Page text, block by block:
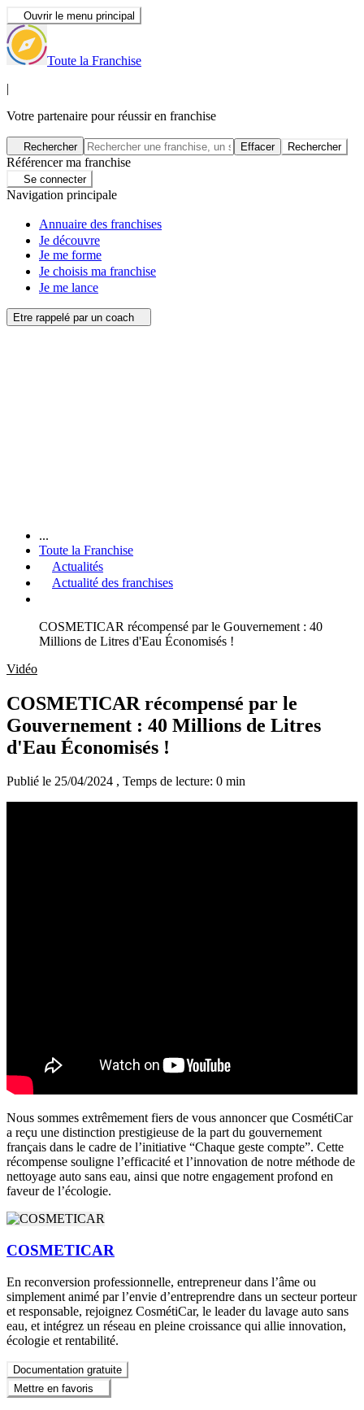
Ouvrir le menu principal
Toute la Franchise
|
Votre partenaire pour réussir en franchise
Rechercher Effacer Rechercher
Référencer ma franchise
Se connecter
Navigation principale
Annuaire des franchises
Je découvre
Je me forme
Je choisis ma franchise
Je me lance
Etre rappelé par un coach
...
Toute la Franchise
Actualités
Actualité des franchises
COSMETICAR récompensé par le Gouvernement : 40
Millions de Litres d'Eau Économisés !
Vidéo
COSMETICAR récompensé par le
Gouvernement : 40 Millions de Litres
d'Eau Économisés !
Publié le 25/04/2024 , Temps de lecture: 0 min
Nous sommes extrêmement fiers de vous annoncer que CosmétiCar
a reçu une distinction prestigieuse de la part du gouvernement
français dans le cadre de l’initiative “Chaque geste compte”. Cette
récompense souligne l’efficacité et l’innovation de notre méthode de
nettoyage auto sans eau, ainsi que notre engagement profond en
faveur de l’écologie.
COSMETICAR
En reconversion professionnelle, entrepreneur dans l’âme ou
simplement animé par l’envie d’entreprendre dans un secteur porteur
et responsable, rejoignez CosmétiCar, le leader du lavage auto sans
eau, et intégrez un réseau en pleine croissance qui allie innovation,
écologie et rentabilité.
Documentation gratuite
Mettre en favoris